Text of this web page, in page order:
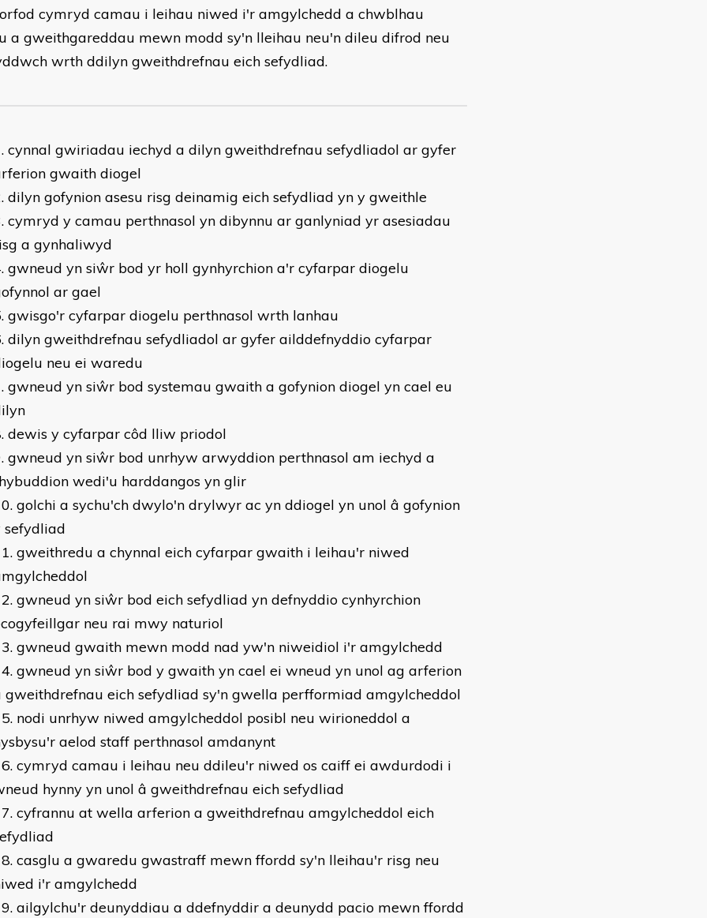
cymryd camau i leihau niwed i'r amgylchedd a chwblhau
a gweithgareddau mewn modd sy'n lleihau neu'n dileu difrod neu
wrth ddilyn gweithdrefnau eich sefydliad.
cynnal gwiriadau iechyd a dilyn gweithdrefnau sefydliadol ar gyfer
gwaith diogel
dilyn gofynion asesu risg deinamig eich sefydliad yn y gweithle
cymryd y camau perthnasol yn dibynnu ar ganlyniad yr asesiadau
a gynhaliwyd
gwneud yn siŵr bod yr holl gynhyrchion a'r cyfarpar diogelu
ar gael
gwisgo'r cyfarpar diogelu perthnasol wrth lanhau
dilyn gweithdrefnau sefydliadol ar gyfer ailddefnyddio cyfarpar
neu ei waredu
gwneud yn siŵr bod systemau gwaith a gofynion diogel yn cael eu
dewis y cyfarpar côd lliw priodol
gwneud yn siŵr bod unrhyw arwyddion perthnasol am iechyd a
wedi'u harddangos yn glir
golchi a sychu'ch dwylo'n drylwyr ac yn ddiogel yn unol â gofynion
sefydliad
gweithredu a chynnal eich cyfarpar gwaith i leihau'r niwed
gwneud yn siŵr bod eich sefydliad yn defnyddio cynhyrchion
neu rai mwy naturiol
gwneud gwaith mewn modd nad yw'n niweidiol i'r amgylchedd
gwneud yn siŵr bod y gwaith yn cael ei wneud yn unol ag arferion
gweithdrefnau eich sefydliad sy'n gwella perfformiad amgylcheddol
nodi unrhyw niwed amgylcheddol posibl neu wirioneddol a
aelod staff perthnasol amdanynt
cymryd camau i leihau neu ddileu'r niwed os caiff ei awdurdodi i
hynny yn unol â gweithdrefnau eich sefydliad
cyfrannu at wella arferion a gweithdrefnau amgylcheddol eich
casglu a gwaredu gwastraff mewn ffordd sy'n lleihau'r risg neu
i'r amgylchedd
ailgylchu'r deunyddiau a ddefnyddir a deunydd pacio mewn ffordd